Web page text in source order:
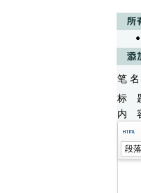
笔
标
内
段